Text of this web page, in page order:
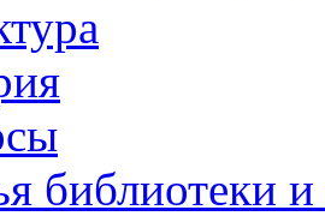
библиотеки